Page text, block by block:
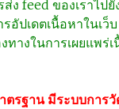
ง feed ของเราไป
อัปเดตเนื้อหาในเว็บ
ทางในการเผยแพร่
ตรฐาน มีระบบการ